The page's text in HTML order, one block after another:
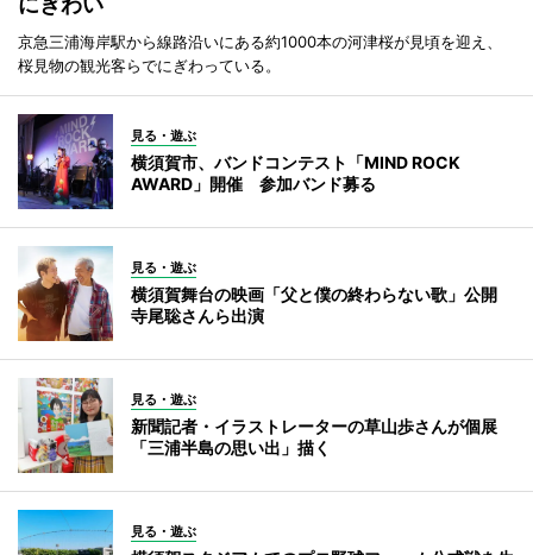
京急三浦海岸駅から線路沿いにある約1000本の河津桜が見頃を迎え、
桜見物の観光客らでにぎわっている。
見る・遊ぶ
横須賀市、バンドコンテスト「MIND ROCK
AWARD」開催 参加バンド募る
見る・遊ぶ
横須賀舞台の映画「父と僕の終わらない歌」公開
寺尾聡さんら出演
見る・遊ぶ
新聞記者・イラストレーターの草山歩さんが個展
「三浦半島の思い出」描く
見る・遊ぶ